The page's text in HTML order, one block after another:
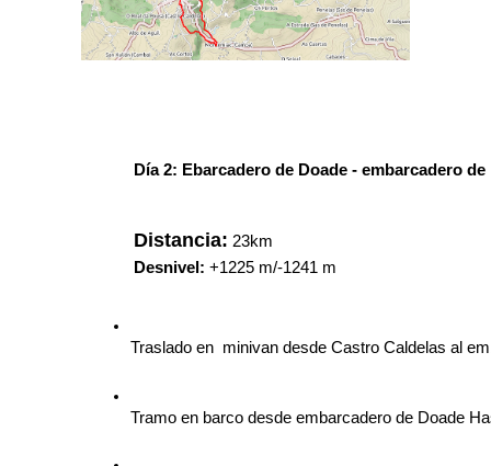
Día 2: Ebarcadero de Doade - embarcadero de
Distancia: 23km
Desnivel: +1225 m/-1241 m
Traslado en  minivan desde Castro Caldelas al
Tramo en barco desde embarcadero de Doade